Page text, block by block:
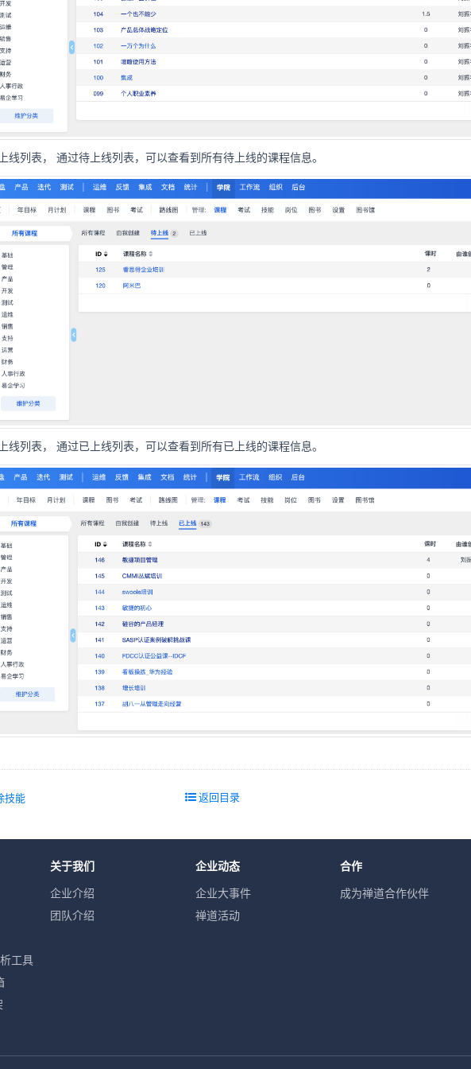
线列表， 通过待上线列表，可以查看到所有待上线的课程信息。
线列表， 通过已上线列表，可以查看到所有已上线的课程信息。
技能 返回目录
工具
关于我们
企业介绍
团队介绍
企业动态
企业大事件
禅道活动
合作
成为禅道合作伙伴